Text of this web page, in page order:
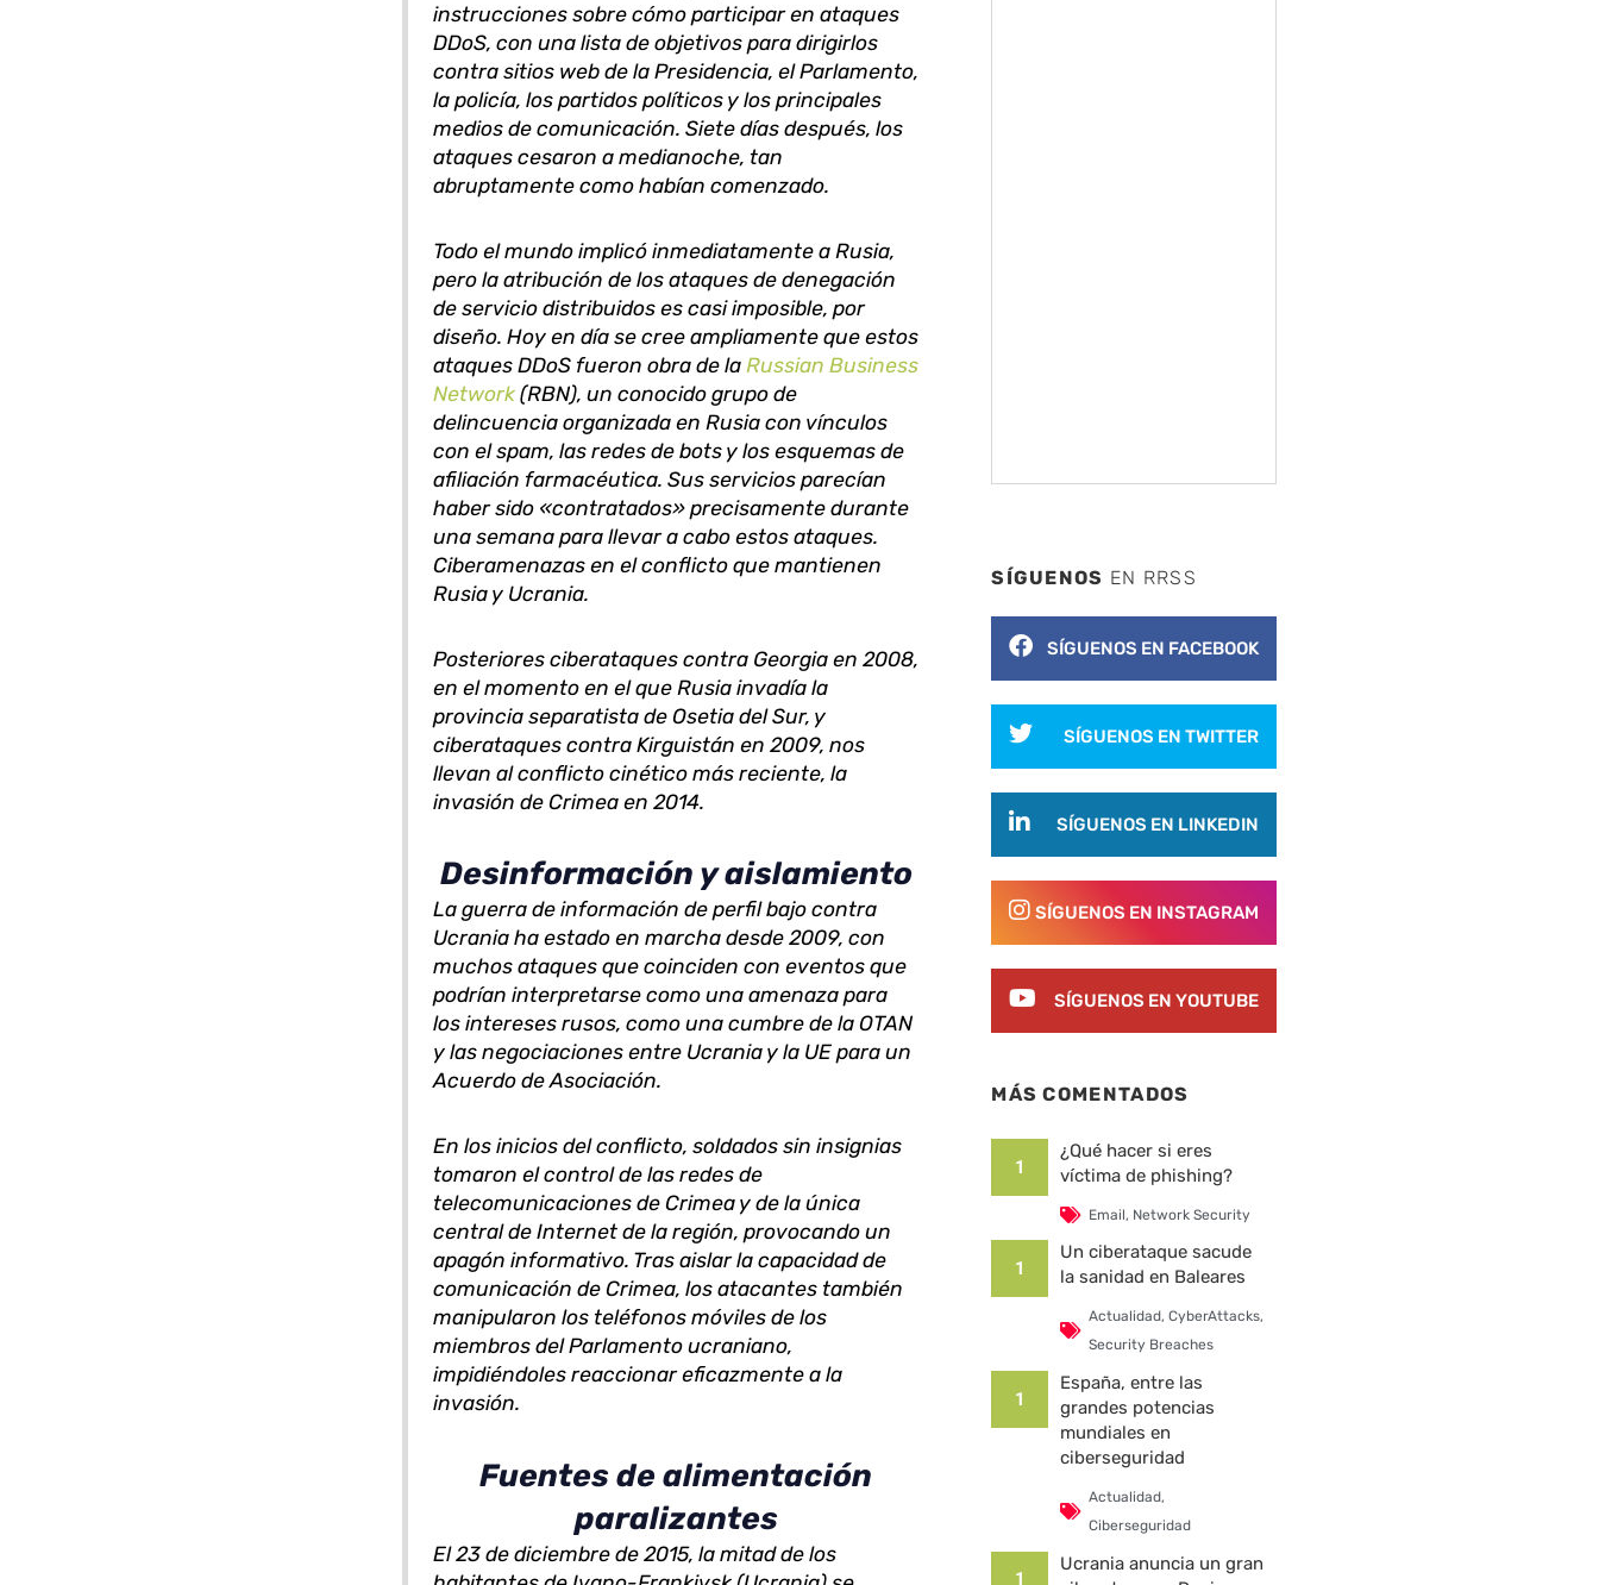
instrucciones sobre cómo participar en ataques
DDoS, con una lista de objetivos para dirigirlos
contra sitios web de la Presidencia, el Parlamento,
la policía, los partidos políticos y los principales
medios de comunicación. Siete días después, los
ataques cesaron a medianoche, tan
abruptamente como habían comenzado.
Todo el mundo implicó inmediatamente a Rusia,
pero la atribución de los ataques de denegación
de servicio distribuidos es casi imposible, por
diseño. Hoy en día se cree ampliamente que estos
ataques DDoS fueron obra de la Russian Business
Network (RBN), un conocido grupo de
delincuencia organizada en Rusia con vínculos
con el spam, las redes de bots y los esquemas de
afiliación farmacéutica. Sus servicios parecían
haber sido «contratados» precisamente durante
una semana para llevar a cabo estos ataques.
Ciberamenazas en el conflicto que mantienen
Rusia y Ucrania.
Posteriores ciberataques contra Georgia en 2008,
en el momento en el que Rusia invadía la
provincia separatista de Osetia del Sur, y
ciberataques contra Kirguistán en 2009, nos
llevan al conflicto cinético más reciente, la
invasión de Crimea en 2014.
Desinformación y aislamiento
La guerra de información de perfil bajo contra
Ucrania ha estado en marcha desde 2009, con
muchos ataques que coinciden con eventos que
podrían interpretarse como una amenaza para
los intereses rusos, como una cumbre de la OTAN
y las negociaciones entre Ucrania y la UE para un
Acuerdo de Asociación.
En los inicios del conflicto, soldados sin insignias
tomaron el control de las redes de
telecomunicaciones de Crimea y de la única
central de Internet de la región, provocando un
apagón informativo. Tras aislar la capacidad de
comunicación de Crimea, los atacantes también
manipularon los teléfonos móviles de los
miembros del Parlamento ucraniano,
impidiéndoles reaccionar eficazmente a la
invasión.
Fuentes de alimentación
paralizantes
El 23 de diciembre de 2015, la mitad de los
SÍGUENOS EN RRSS
SÍGUENOS EN FACEBOOK
SÍGUENOS EN TWITTER
SÍGUENOS EN LINKEDIN
SÍGUENOS EN INSTAGRAM
SÍGUENOS EN YOUTUBE
MÁS COMENTADOS
1
¿Qué hacer si eres
víctima de phishing?
Email, Network Security
1
Un ciberataque sacude
la sanidad en Baleares
Actualidad, CyberAttacks,
Security Breaches
1
España, entre las
grandes potencias
mundiales en
ciberseguridad
Actualidad,
Ciberseguridad
1
Ucrania anuncia un gran